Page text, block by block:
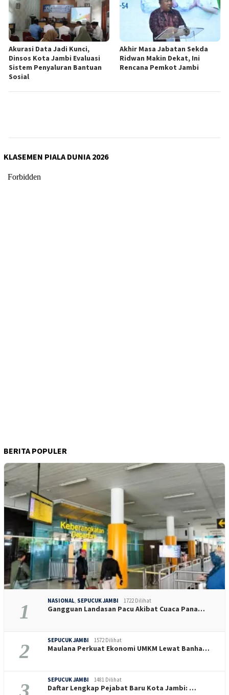
Akurasi Data Jadi Kunci,
Dinsos Kota Jambi Evaluasi
Sistem Penyaluran Bantuan
Sosial
Akhir Masa Jabatan Sekda
Ridwan Makin Dekat, Ini
Rencana Pemkot Jambi
KLASEMEN PIALA DUNIA 2026
BERITA POPULER
1 NASIONAL SEPUCUK JAMBI 1722 Dilihat
Gangguan Landasan Pacu Akibat Cuaca Pana…
2 SEPUCUK JAMBI 1572 Dilihat
Maulana Perkuat Ekonomi UMKM Lewat Banha…
SEPUCUK JAMBI 1481 Dilihat
Daftar Lengkap Pejabat Baru Kota Jambi: …